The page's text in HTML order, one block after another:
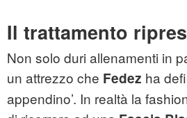
Il trattamento
Non solo duri allenamenti in
un attrezzo che Fedez ha
appendino’. In realtà la